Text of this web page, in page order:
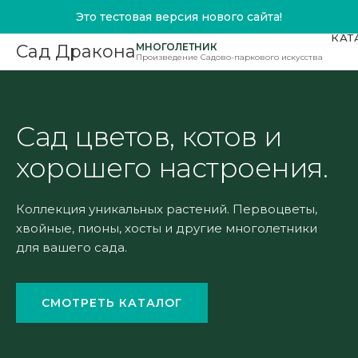
Это тестовая версия нового сайта!
Сад Дракона МНОГОЛЕТНИК
Произведение Садово-паркового искусства
Сад цветов, котов и
хорошего настроения.
Коллекция уникальных растений. Первоцветы,
хвойные, пионы, хосты и другие многолетники
для вашего сада.
СМОТРЕТЬ КАТАЛОГ